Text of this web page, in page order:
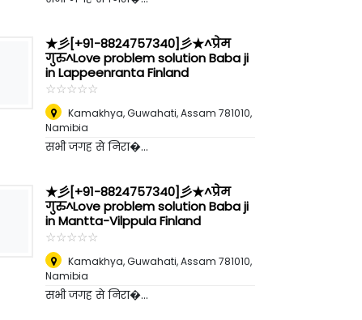
★彡[+91-8824757340]彡★^प्रेम
गुरु^Love problem solution Baba ji
in Lappeenranta Finland
☆☆☆☆☆
★★★★★
Kamakhya, Guwahati, Assam 781010,
Namibia
सभी जगह से निरा�...
★彡[+91-8824757340]彡★^प्रेम
गुरु^Love problem solution Baba ji
in Mantta-Vilppula Finland
☆☆☆☆☆
★★★★★
Kamakhya, Guwahati, Assam 781010,
Namibia
सभी जगह से निरा�...